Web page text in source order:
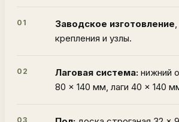
01 Заводское изготовление
крепления и узлы.
02 Лаговая система: нижний
80 × 140 мм, лаги 40 × 140
03